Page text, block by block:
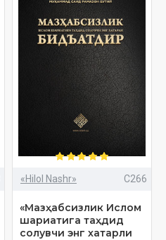
«Hilol Nashr» C266
«Мазҳабсизлик Ислом
шариатига таҳдид
солувчи энг хатарли